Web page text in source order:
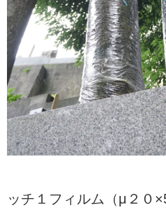
ッチ１フィルム（μ２０